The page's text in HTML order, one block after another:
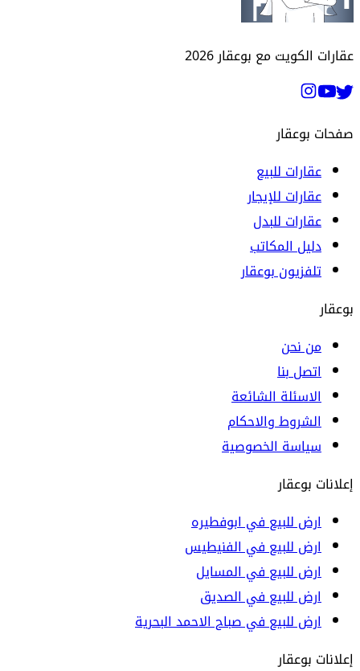
عقارات الكويت مع بوعقار2026
صفحات بوعقار
عقارات للبيع
عقارات للإيجار
عقارات للبدل
دليل المكاتب
تلفزيون بوعقار
بوعقار
من نحن
اتصل بنا
الاسئلة الشائعة
الشروط والاحكام
سياسة الخصوصية
إعلانات بوعقار
ارض للبيع في ابوفطيره
ارض للبيع في الفنيطيس
ارض للبيع في المسايل
ارض للبيع في الصديق
ارض للبيع في صباح الاحمد البحرية
إعلانات بوعقار